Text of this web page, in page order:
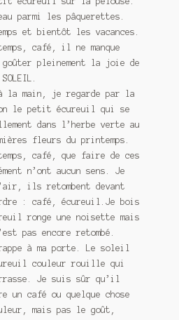
parmi les pâquerettes.
et bientôt les vacances.
café, il ne manque
goûter pleinement la joie de
la main, je regarde par la
le petit écureuil qui se
dans l’herbe verte au
fleurs du printemps.
café, que faire de ces
n’ont aucun sens. Je
ils retombent devant
: café, écureuil.Je bois
ronge une noisette mais
pas encore retombé.
à ma porte. Le soleil
couleur rouille qui
Je suis sûr qu’il
un café ou quelque chose
mais pas le goût,